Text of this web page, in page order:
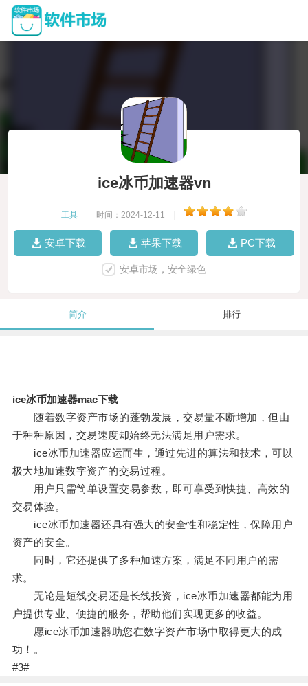
ice冰币加速器vn
工具 时间：2024-12-11
安卓下载 苹果下载 PC下载
安卓市场，安全绿色
简介 排行
ice冰币加速器mac下载
随着数字资产市场的蓬勃发展，交易量不断增加，但由
于种种原因，交易速度却始终无法满足用户需求。
ice冰币加速器应运而生，通过先进的算法和技术，可以
极大地加速数字资产的交易过程。
用户只需简单设置交易参数，即可享受到快捷、高效的
交易体验。
ice冰币加速器还具有强大的安全性和稳定性，保障用户
资产的安全。
同时，它还提供了多种加速方案，满足不同用户的需
求。
无论是短线交易还是长线投资，ice冰币加速器都能为用
户提供专业、便捷的服务，帮助他们实现更多的收益。
愿ice冰币加速器助您在数字资产市场中取得更大的成
功！。
#3#